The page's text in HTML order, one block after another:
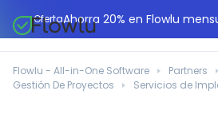
OfertaAhorra 20% en Flowlu
Gestión de proyectos
Agencias de marketing
Centro de ayuda
Flowlu - All-in-One Software Partners
Gestión De Proyectos
Servicios de